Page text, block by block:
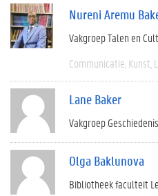
Nureni Aremu
Vakgroep Talen en
Communicatie Kunst
Lane Baker
Vakgroep Geschiedenis
Olga Baklunova
Bibliotheek faculteit